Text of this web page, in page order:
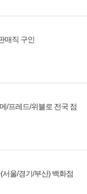
매직 구인
/프레드/위블로 전국 점
울/경기/부산) 백화점